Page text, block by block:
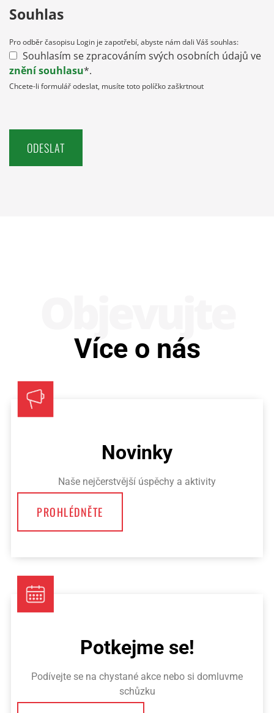
Souhlas
Pro odběr časopisu Login je zapotřebí, abyste nám dali Váš souhlas:
Souhlasím se zpracováním svých osobních údajů ve
znění souhlasu*.
Chcete-li formulář odeslat, musíte toto políčko zaškrtnout
Více o nás
Novinky
Naše nejčerstvější úspěchy a aktivity
PROHLÉDNĚTE
Potkejme se!
Podívejte se na chystané akce nebo si domluvme
schůzku